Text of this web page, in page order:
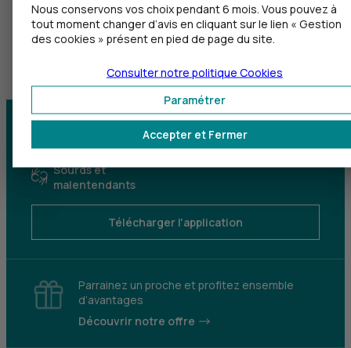
Trouver une agence
Sourds et
malentendants
Télécharger l'application
Parrainez un proche et profitez ensemble
d’avantages
Découvrir notre offre
Nous conservons vos choix pendant 6 mois. Vous pouvez à
tout moment changer d’avis en cliquant sur le lien « Gestion
des cookies » présent en pied de page du site.
Accepter et Fermer
Paramétrer
Consulter notre politique Cookies